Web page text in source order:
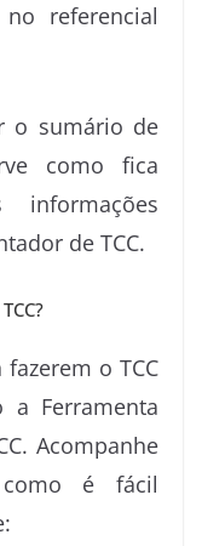
referencial
o sumário de
como fica
de TCC.
o TCC
Ferramenta
Acompanhe
é fácil